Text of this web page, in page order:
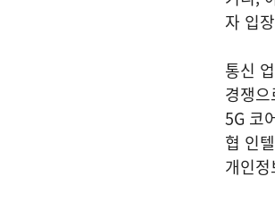
자 입
통신
경쟁
5G 코
협 인
개인